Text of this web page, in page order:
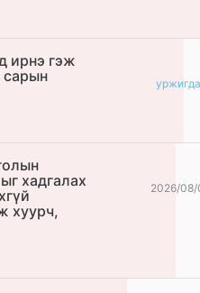
ирнэ гэж
сарын
хадгалах
хуурч,
2026/08/